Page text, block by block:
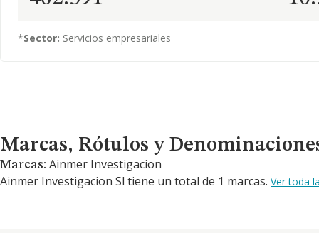
*Sector: Servicios empresariales
Marcas, Rótulos y Denominaciones Comerciales
Marcas, Rótulos y
Marcas: Ainmer Investigacion
Ainmer Investigacion Sl tiene un total de 1 marcas. Ver toda